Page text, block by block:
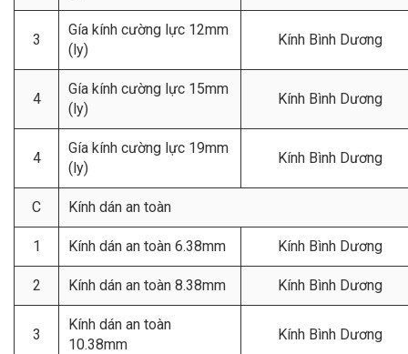
3
Gía kính cường lực 12mm
(ly)
Kính Bình Dương
4
Gía kính cường lực 15mm
(ly)
Kính Bình Dương
4
Gía kính cường lực 19mm
(ly)
Kính Bình Dương
C Kính dán an toàn
1 Kính dán an toàn 6.38mm Kính Bình Dương
2 Kính dán an toàn 8.38mm Kính Bình Dương
3
Kính dán an toàn
10.38mm
Kính Bình Dương